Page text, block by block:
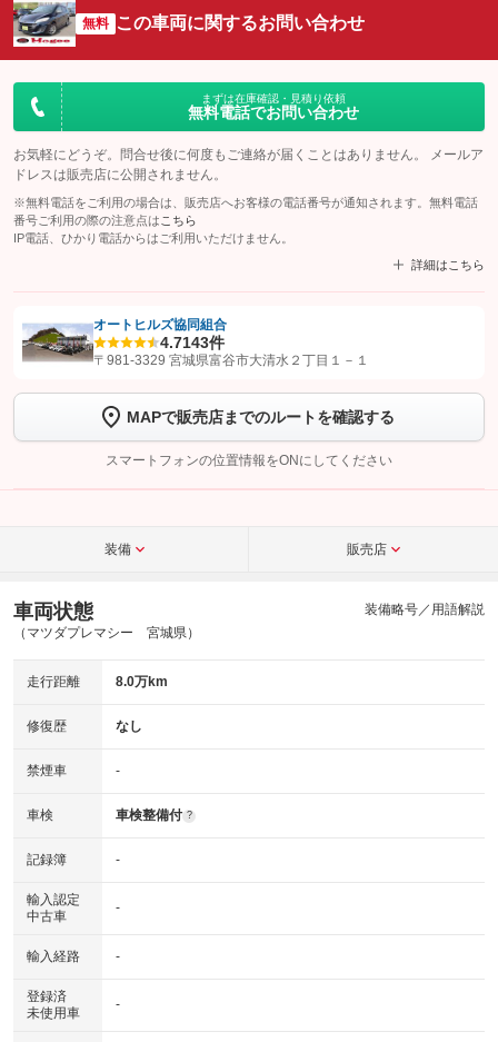
無料 この車両に関するお問い合わせ
まずは在庫確認・見積り依頼
無料電話でお問い合わせ
お気軽にどうぞ。問合せ後に何度もご連絡が届くことはありません。 メールア
ドレスは販売店に公開されません。
※無料電話をご利用の場合は、販売店へお客様の電話番号が通知されます。無料電話
番号ご利用の際の注意点は こちら
IP電話、ひかり電話からはご利用いただけません。
詳細はこちら
【STEP1】認証画面でグーネットを友だち追加してから「許可する」ボタンを押
トーク画面で
ボタンをタップして問い合わせを
完了してください。
こちら
オートヒルズ協同組合
4.7143件
〒981-3329 宮城県富谷市大清水２丁目１－１
MAPで販売店までのルートを確認する
スマートフォンの位置情報をONにしてください
装備 販売店
車両状態
（マツダプレマシー 宮城県）
装備略号／用語解説
走行距離 8.0万km
修復歴 なし
禁煙車 -
車検 車検整備付 ?
記録簿 -
輸入認定
中古車
-
輸入経路 -
登録済
未使用車
-